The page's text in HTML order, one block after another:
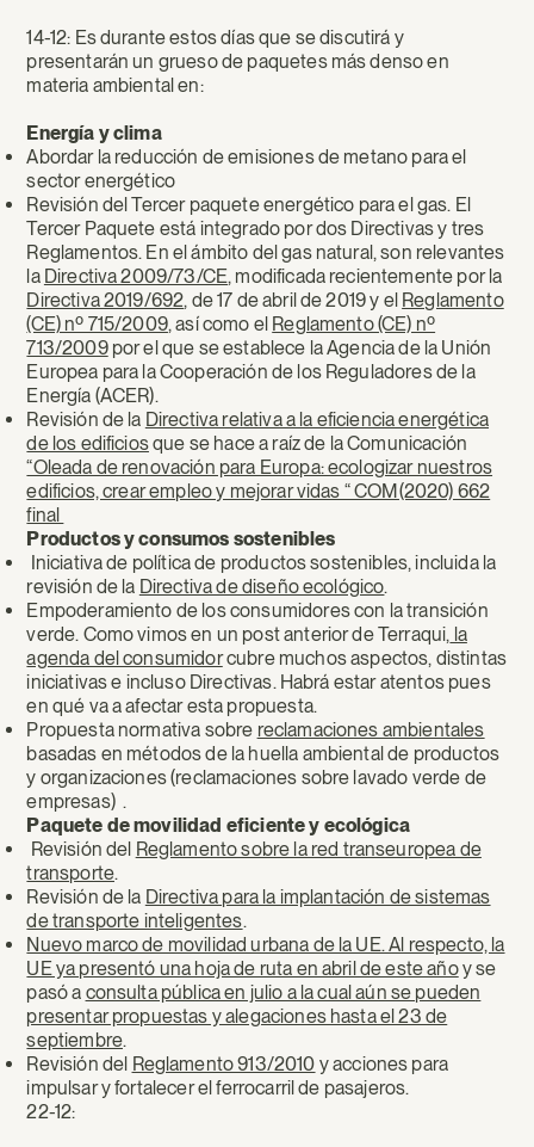
14-12: Es durante estos días que se discutirá y
presentarán un grueso de paquetes más denso en
materia ambiental en:
Energía y clima
Abordar la reducción de emisiones de metano para el
sector energético
Revisión del Tercer paquete energético para el gas. El
Tercer Paquete está integrado por dos Directivas y tres
Reglamentos. En el ámbito del gas natural, son relevantes
la Directiva 2009/73/CE, modificada recientemente por la
Directiva 2019/692, de 17 de abril de 2019 y el Reglamento
(CE) nº 715/2009, así como el Reglamento (CE) nº
713/2009por el que se establece la Agencia de la Unión
Europea para la Cooperación de los Reguladores de la
Energía (ACER).
Revisión de la Directiva relativa a la eficiencia energética
de los edificiosque se hace a raíz de la Comunicación
“Oleada de renovación para Europa: ecologizar nuestros
edificios, crear empleo y mejorar vidas “ COM(2020) 662
final
Productos y consumos sostenibles
Iniciativa de política de productos sostenibles, incluida la
revisión de la Directiva de diseño ecológico.
Empoderamiento de los consumidores con la transición
verde. Como vimos en un post anterior de Terraqui, la
agenda del consumidorcubre muchos aspectos, distintas
iniciativas e incluso Directivas. Habrá estar atentos pues
en qué va a afectar esta propuesta.
Propuesta normativa sobre reclamaciones ambientales
basadas en métodos de la huella ambiental de productos
y organizaciones (reclamaciones sobre lavado verde de
empresas) .
Paquete de movilidad eficiente y ecológica
Revisión del Reglamento sobre la red transeuropea de
transporte.
Revisión de la Directiva para la implantación de sistemas
de transporte inteligentes.
Nuevo marco de movilidad urbana de la UE. Al respecto, la
UE ya presentó una hoja de ruta en abril de este añoy se
pasó a consulta pública en julio a la cual aún se pueden
presentar propuestas y alegaciones hasta el 23 de
septiembre.
Revisión del Reglamento 913/2010 y acciones para
impulsar y fortalecer el ferrocarril de pasajeros.
22-12: